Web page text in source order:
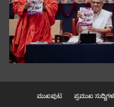
ಮುಖಪುಟ ಪ್ರಮುಖ